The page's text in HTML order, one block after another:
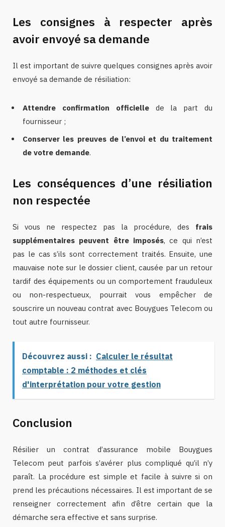
Les consignes à respecter après
avoir envoyé sa demande
Il est important de suivre quelques consignes après avoir
envoyé sa demande de résiliation:
Attendre confirmation officiellede la part du
fournisseur ;
Conserver les preuves de l’envoi et du traitement
de votre demande.
Les conséquences d’une résiliation
non respectée
Si vous ne respectez pas la procédure, des frais
supplémentaires peuvent être imposés, ce qui n’est
pas le cas s’ils sont correctement traités. Ensuite, une
mauvaise note sur le dossier client, causée par un retour
tardif des équipements ou un comportement frauduleux
ou non-respectueux, pourrait vous empêcher de
souscrire un nouveau contrat avec Bouygues Telecom ou
tout autre fournisseur.
Découvrez aussi : Calculer le résultat
comptable : 2 méthodes et clés
d'interprétation pour votre gestion
Conclusion
Résilier un contrat d’assurance mobile Bouygues
Telecom peut parfois s’avérer plus compliqué qu’il n’y
paraît. La procédure est simple et facile à suivre si on
prend les précautions nécessaires. Il est important de se
renseigner correctement afin d’être certain que la
démarche sera effective et sans surprise.